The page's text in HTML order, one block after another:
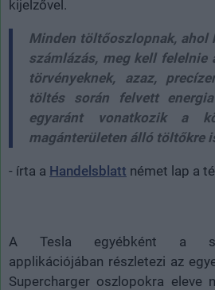
kijelzővel.
Minden töltőoszlopnak, ahol
számlázás, meg kell felelnie
törvényeknek, azaz,
töltés során felvett
egyaránt vonatkozik a
magánterületen álló töltőkre
- írta a Handelsblatt német lap a
A Tesla egyébként a
applikációjában részletezi az
Supercharger oszlopokra eleve